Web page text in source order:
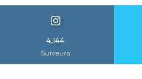
4,144
Suiveurs